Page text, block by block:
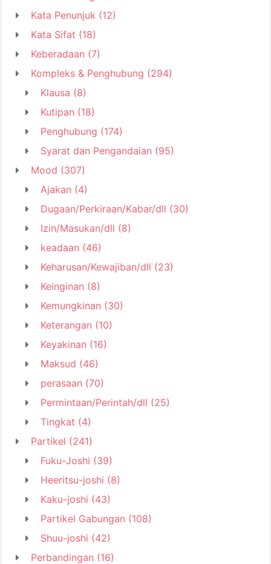
Kata Penunjuk (12)
Kata Sifat (18)
Keberadaan (7)
Kompleks & Penghubung (294)
Klausa (8)
Kutipan (18)
Penghubung (174)
Syarat dan Pengandaian (95)
Mood (307)
Ajakan (4)
Dugaan/Perkiraan/Kabar/dll (30)
Izin/Masukan/dll (8)
keadaan (46)
Keharusan/Kewajiban/dll (23)
Keinginan (8)
Kemungkinan (30)
Keterangan (10)
Keyakinan (16)
Maksud (46)
perasaan (70)
Permintaan/Perintah/dll (25)
Tingkat (4)
Partikel (241)
Fuku-Joshi (39)
Heeritsu-joshi (8)
Kaku-joshi (43)
Partikel Gabungan (108)
Shuu-joshi (42)
Perbandingan (16)